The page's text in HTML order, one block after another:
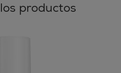
productos